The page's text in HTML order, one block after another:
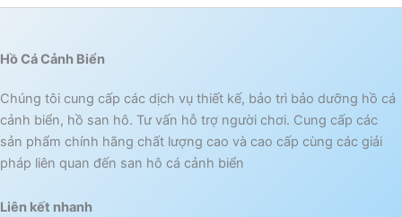
Hồ Cá Cảnh Biển
Chúng tôi cung cấp các dịch vụ thiết kế, bảo trì bảo dưỡng hồ cá
cảnh biển, hồ san hô. Tư vấn hỗ trợ người chơi. Cung cấp các
sản phẩm chính hãng chất lượng cao và cao cấp cùng các giải
pháp liên quan đến san hô cá cảnh biển
Liên kết nhanh